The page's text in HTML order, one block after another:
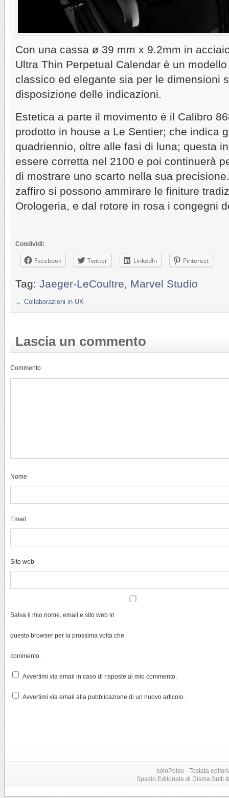
Con una cassa ø 39 mm x 9.2mm in
Ultra Thin Perpetual Calendar è un
classico ed elegante sia per le dimensioni
disposizione delle indicazioni.
Estetica a parte il movimento è il Calibro
prodotto in house a Le Sentier; che indica
quadriennio, oltre alle fasi di luna; questa
essere corretta nel 2100 e poi continuerà
di mostrare uno scarto nella sua
zaffiro si possono ammirare le finiture
Orologeria, e dal rotore in rosa i congegni
Condividi:
Facebook Twitter LinkedIn Pinterest
Tag: Jaeger-LeCoultre Marvel Studio
← Collaborazioni in UK
Lascia un commento
Commento
Nome
Email
Sito web
Salva il mio nome, email e sito web in
questo browser per la prossima volta che
commento.
Avvertimi via email in caso di risposte al mio commento.
Avvertimi via email alla pubblicazione di un nuovo articolo.
soloPolso - Testata
Spazio Editoriale di Disma Sutti